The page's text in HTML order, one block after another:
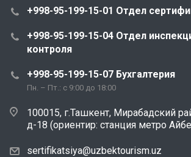
+998-95-199-15-01 Отдел
+998-95-199-15-04 Отдел
контроля
+998-95-199-15-07 Бухгалтерия
Пн. – Пт.: с 9:00 до 18:00
100015, г.Ташкент, Мирабадский
д-18 (ориентир: станция метро
sertifikatsiya@uzbektourism.uz